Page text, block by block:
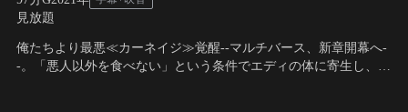
見放題
俺たちより最悪≪カーネイジ≫覚醒--マルチバース、新章開幕へ-
-。「悪人以外を食べない」という条件でエディの体に寄生し、共